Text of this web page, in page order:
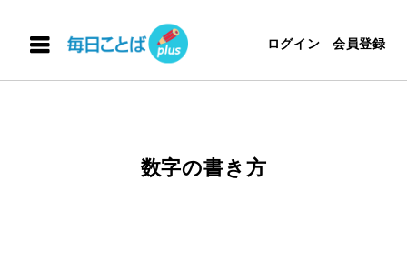
ログイン 会員登録
数字の書き方